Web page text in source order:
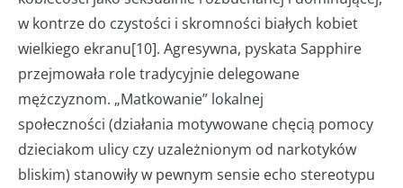
w kontrze do czystości i skromności białych kobiet
wielkiego ekranu[10]. Agresywna, pyskata Sapphire
przejmowała role tradycyjnie delegowane
mężczyznom. „Matkowanie” lokalnej
społeczności (działania motywowane chęcią pomocy
dzieciakom ulicy czy uzależnionym od narkotyków
bliskim) stanowiły w pewnym sensie echo stereotypu